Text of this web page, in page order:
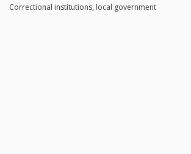
Correctional institutions, local government